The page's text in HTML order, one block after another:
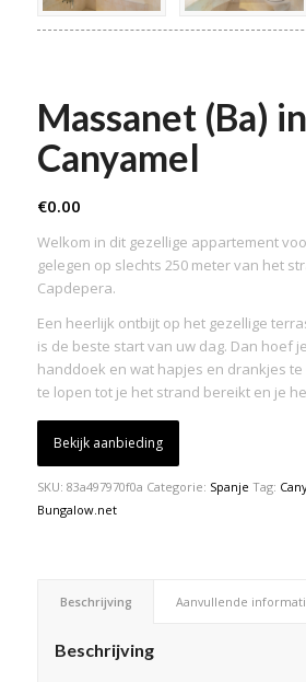
Massanet (Ba) in
Canyamel
€0.00
Welkom in dit gezellige appartement
gelegen op slechts 250 meter van het
Capdepera.
Een heerlijk ontbijt op het gezellige
is de beste start van uw dag. Dan hoef
handdoek en wat hapjes en drankjes
te lopen tot je het strand bereikt en je
Bekijk aanbieding
SKU: 83a497970f0a Categorie: Spanje Tag:
Bungalow.net
Beschrijving Aanvullende
Beschrijving